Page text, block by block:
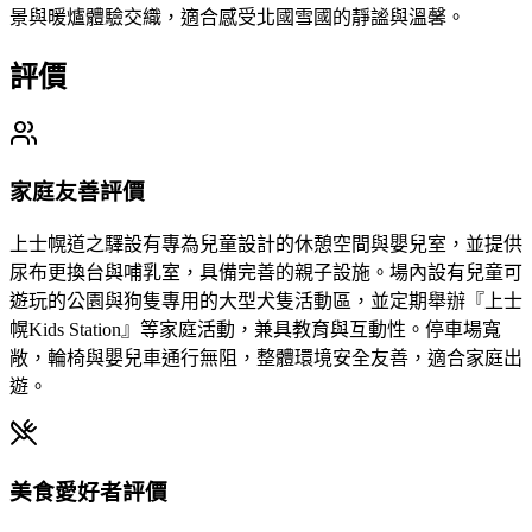
景與暖爐體驗交織，適合感受北國雪國的靜謐與溫馨。
評價
家庭友善評價
上士幌道之驛設有專為兒童設計的休憩空間與嬰兒室，並提供
尿布更換台與哺乳室，具備完善的親子設施。場內設有兒童可
遊玩的公園與狗隻專用的大型犬隻活動區，並定期舉辦『上士
幌Kids Station』等家庭活動，兼具教育與互動性。停車場寬
敞，輪椅與嬰兒車通行無阻，整體環境安全友善，適合家庭出
遊。
美食愛好者評價